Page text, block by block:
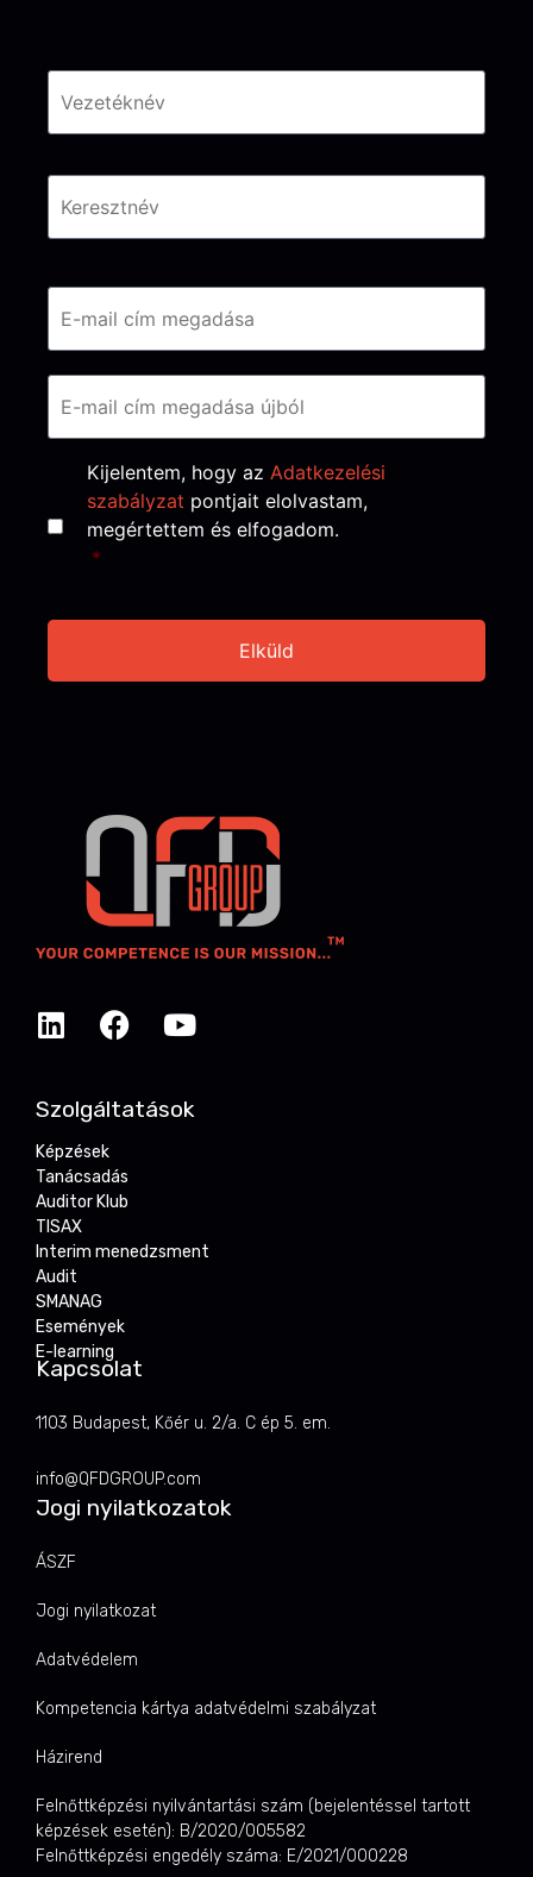
Név *
Email *
Consent *
Kijelentem, hogy az Adatkezelési
szabályzat pontjait elolvastam,
megértettem és elfogadom.
*
Szolgáltatások
Képzések
Tanácsadás
Auditor Klub
TISAX
Interim menedzsment
Audit
SMANAG
Események
E-learning
Kapcsolat
1103 Budapest, Kőér u. 2/a. C ép 5. em.
info@QFDGROUP.com
Jogi nyilatkozatok
ÁSZF
Jogi nyilatkozat
Adatvédelem
Kompetencia kártya adatvédelmi szabályzat
Házirend
Felnőttképzési nyilvántartási szám (bejelentéssel tartott
képzések esetén): B/2020/005582
Felnőttképzési engedély száma: E/2021/000228